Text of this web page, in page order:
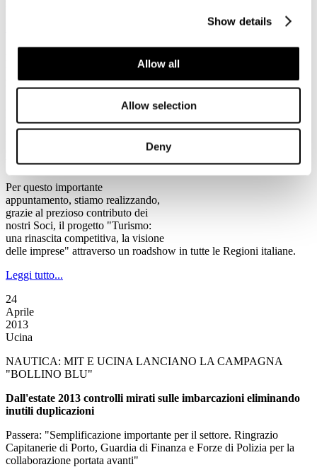
Show details
Allow all
Allow selection
Deny
2013
Ventennale Federturismo
Il Programma del Ventennale di Federturismo
Ventennale.
Per questo importante
appuntamento, stiamo realizzando,
grazie al prezioso contributo dei
nostri Soci, il progetto "Turismo:
una rinascita competitiva, la visione
delle imprese" attraverso un roadshow in tutte le Regioni italiane.
Leggi tutto...
24
Aprile
2013
Ucina
NAUTICA: MIT E UCINA LANCIANO LA CAMPAGNA
"BOLLINO BLU"
Dall'estate 2013 controlli mirati sulle imbarcazioni eliminando
inutili duplicazioni
Passera: "Semplificazione importante per il settore. Ringrazio
Capitanerie di Porto, Guardia di Finanza e Forze di Polizia per la
collaborazione portata avanti"